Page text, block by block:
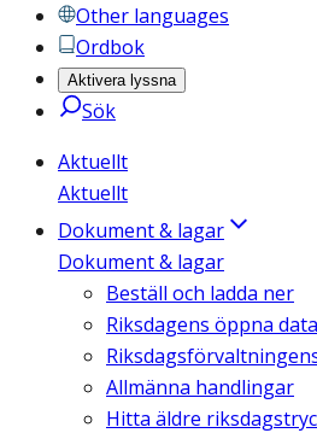
Other languages
Ordbok
Aktivera lyssna
Sök
Aktuellt
Aktuellt
Dokument & lagar
Dokument & lagar
Beställ och ladda ner
Riksdagens öppna data
Allmänna handlingar
Hitta äldre